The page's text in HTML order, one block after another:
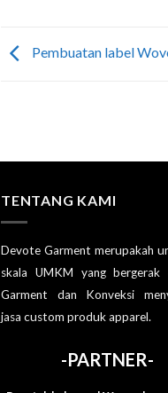
Pembuatan label
TENTANG KAMI
Devote Garment merupakah
skala UMKM yang bergerak
Garment dan Konveksi
jasa custom produk apparel.
-PARTNER-